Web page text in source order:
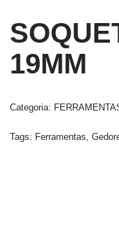
19MM
Categoria:
Tags: Ferramentas,